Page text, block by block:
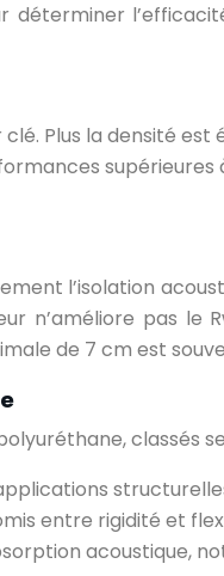
déterminer
Plus la densité est
supérieures
l’isolation
n’améliore pas
de 7 cm est
classés
entre rigidité et
acoustique,